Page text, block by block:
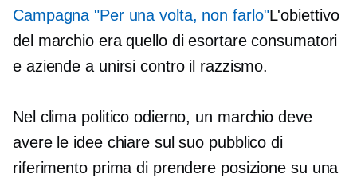
Campagna "Per una volta, non farlo"L'obiettivo
del marchio era quello di esortare consumatori
e aziende a unirsi contro il razzismo.
Nel clima politico odierno, un marchio deve
avere le idee chiare sul suo pubblico di
riferimento prima di prendere posizione su una